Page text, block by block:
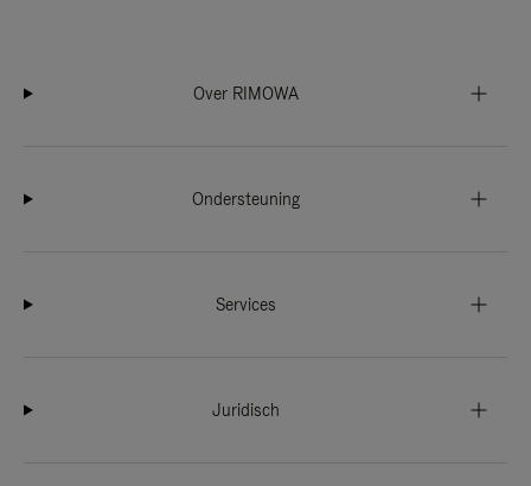
Over RIMOWA
Ondersteuning
Services
Juridisch